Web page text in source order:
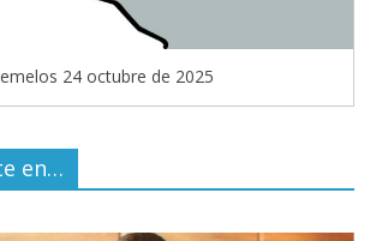
24 octubre de 2025
en…